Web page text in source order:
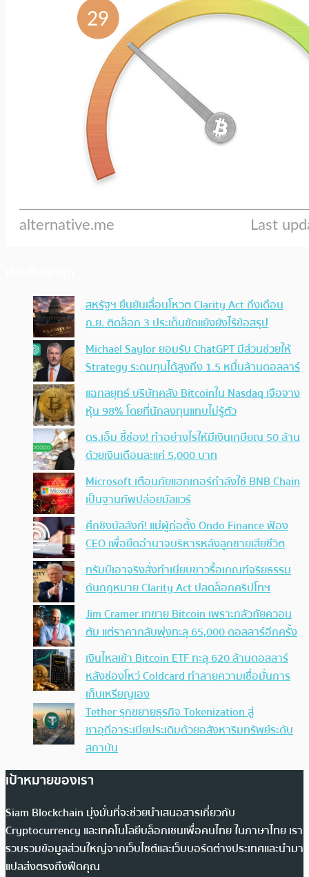
สหรัฐฯ ยืนยันเลื่อนโหวต Clarity Act ถึงเดือน
ก.ย. ติดล็อก 3 ประเด็นขัดแย้งยังไร้ข้อสรุป
Michael Saylor ยอมรับ ChatGPT มีส่วนช่วยให้
Strategy ระดมทุนได้สูงถึง 1.5 หมื่นล้านดอลลาร์
แฉกลยุทธ์ บริษัทคลัง Bitcoinใน Nasdaq เจือจาง
หุ้น 98% โดยที่นักลงทุนแทบไม่รู้ตัว
ดร.เอ็ม ชี้ช่อง! ทำอย่างไรให้มีเงินเกษียณ 50 ล้าน
ด้วยเงินเดือนละแค่ 5,000 บาท
Microsoft เตือนภัยแฮกเกอร์กำลังใช้ BNB Chain
เป็นฐานทัพปล่อยมัลแวร์
ศึกชิงบัลลังก์! แม่ผู้ก่อตั้ง Ondo Finance ฟ้อง
CEO เพื่อยึดอำนาจบริหารหลังลูกชายเสียชีวิต
ทรัมป์เอาจริง สั่งทำเนียบขาวรื้อเกณฑ์จริยธรรม
ดันกฎหมาย Clarity Act ปลดล็อกคริปโทฯ
Jim Cramer เทขาย Bitcoin เพราะกลัวภัยควอน
ตัม แต่ราคากลับพุ่งทะลุ 65,000 ดอลลาร์อีกครั้ง
เงินไหลเข้า Bitcoin ETF ทะลุ 620 ล้านดอลลาร์
หลังช่องโหว่ Coldcard ทำลายความเชื่อมั่นการ
เก็บเหรียญเอง
Tether รุกขยายธุรกิจ Tokenization สู่
ซาอุดีอาระเบียประเดิมด้วยอสังหาริมทรัพย์ระดับ
สถาบัน
เป้าหมายของเรา
Siam Blockchain มุ่งมั่นที่จะช่วยนำเสนอสารเกี่ยวกับ
Cryptocurrency และเทคโนโลยีบล็อกเชนเพื่อคนไทย ในภาษาไทย เรา
รวบรวมข้อมูลส่วนใหญ่จากเว็บไซต์และเว็บบอร์ดต่างประเทศและนำมา
แปลส่งตรงถึงฟีดคุณ